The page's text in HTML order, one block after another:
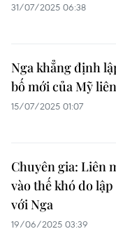
31/07/2025 06:38
Nga khẳng định
bố mới của Mỹ
15/07/2025 01:07
Chuyên gia: Liên
vào thế khó do
với Nga
19/06/2025 03:39